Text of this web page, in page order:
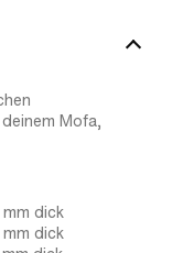
Mofa,
dick
dick